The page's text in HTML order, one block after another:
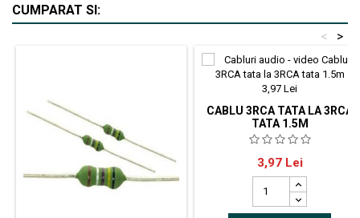
CUMPARAT SI:
>
<
CABLU 3RCA TATA LA 3RCA
TATA 1.5M
cablu 3 RCA tata la 3 RCA tata -
Pret
3,97 Lei